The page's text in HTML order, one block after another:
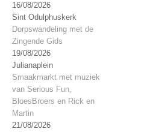
16/08/2026
Sint Odulphuskerk
Dorpswandeling met de
Zingende Gids
19/08/2026
Julianaplein
Smaakmarkt met muziek
van Serious Fun,
BloesBroers en Rick en
Martin
21/08/2026